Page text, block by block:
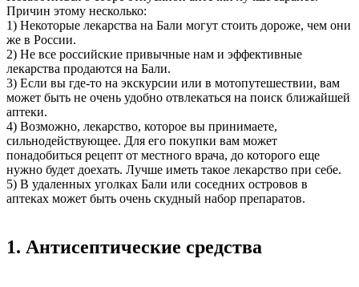
Причин этому несколько:
1) Некоторые лекарства на Бали могут стоить дороже, чем они
же в России.
2) Не все российские привычные нам и эффективные
лекарства продаются на Бали.
3) Если вы где-то на экскурсии или в мотопутешествии, вам
может быть не очень удобно отвлекаться на поиск ближайшей
аптеки.
4) Возможно, лекарство, которое вы принимаете,
сильнодействующее. Для его покупки вам может
понадобиться рецепт от местного врача, до которого еще
нужно будет доехать. Лучше иметь такое лекарство при себе.
5) В удаленных уголках Бали или соседних островов в
аптеках может быть очень скудный набор препаратов.
1. Антисептические средства